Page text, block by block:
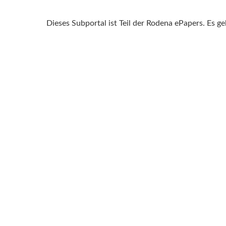
Dieses Subportal ist Teil der Rodena ePapers. Es